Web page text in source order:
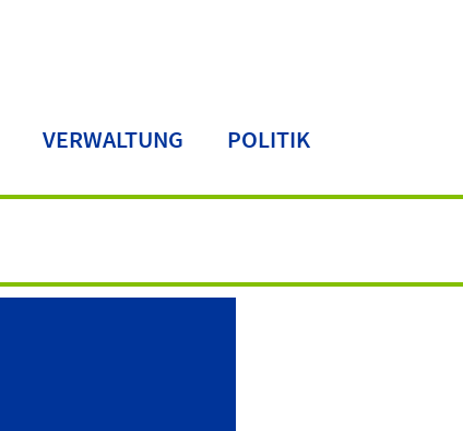
VERWALTUNG POLITIK